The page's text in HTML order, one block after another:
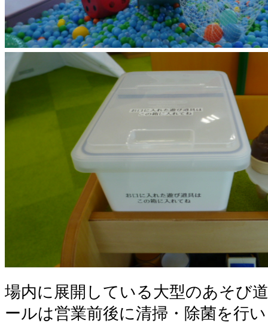
場内に展開している大型のあそび
ールは営業前後に清掃・除菌を行い